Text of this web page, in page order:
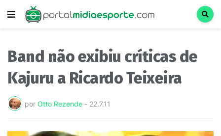
Band não exibiu críticas de
Kajuru a Ricardo Teixeira
por Otto Rezende - 22.7.11